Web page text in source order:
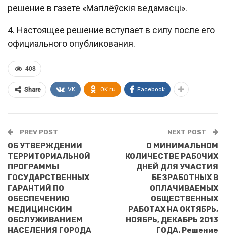
решение в газете «Магiлёўскiя ведамасцi».
4. Настоящее решение вступает в силу после его
официального опубликования.
408
Share VK OK.ru Facebook
PREV POST
ОБ УТВЕРЖДЕНИИ
ТЕРРИТОРИАЛЬНОЙ
ПРОГРАММЫ
ГОСУДАРСТВЕННЫХ
ГАРАНТИЙ ПО
ОБЕСПЕЧЕНИЮ
МЕДИЦИНСКИМ
ОБСЛУЖИВАНИЕМ
НАСЕЛЕНИЯ ГОРОДА
NEXT POST
О МИНИМАЛЬНОМ
КОЛИЧЕСТВЕ РАБОЧИХ
ДНЕЙ ДЛЯ УЧАСТИЯ
БЕЗРАБОТНЫХ В
ОПЛАЧИВАЕМЫХ
ОБЩЕСТВЕННЫХ
РАБОТАХ НА ОКТЯБРЬ,
НОЯБРЬ, ДЕКАБРЬ 2013
ГОДА. Решение